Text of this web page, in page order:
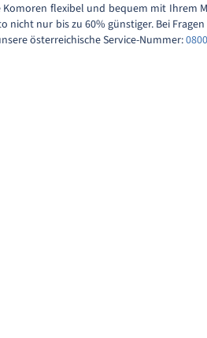
Komoren flexibel und bequem mit Ihrem
nicht nur bis zu 60% günstiger. Bei
österreichische Service-Nummer: